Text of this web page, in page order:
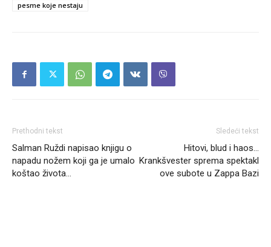
pesme koje nestaju
Prethodni tekst
Salman Ruždi napisao knjigu o
napadu nožem koji ga je umalo
koštao života…
Sledeći tekst
Hitovi, blud i haos…
Krankšvester sprema spektakl
ove subote u Zappa Bazi